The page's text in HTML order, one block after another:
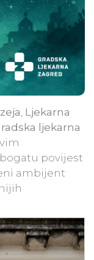
Ljekarna
ljekarna
povijest
ambijent